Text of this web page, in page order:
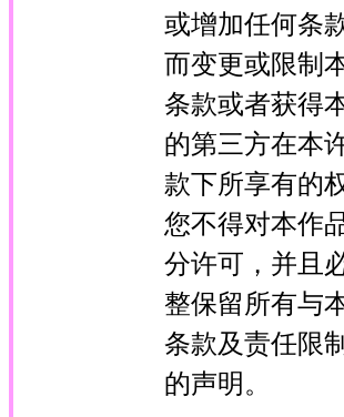
或增加任何条
而变更或限制
条款或者获得
的第三方在本
款下所享有的
您不得对本作
分许可，并且
整保留所有与
条款及责任限
的声明。